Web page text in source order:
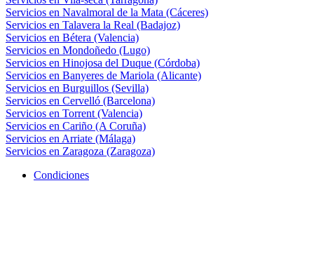
Servicios en Navalmoral de la Mata (Cáceres)
Servicios en Talavera la Real (Badajoz)
Servicios en Bétera (Valencia)
Servicios en Mondoñedo (Lugo)
Servicios en Hinojosa del Duque (Córdoba)
Servicios en Banyeres de Mariola (Alicante)
Servicios en Burguillos (Sevilla)
Servicios en Cervelló (Barcelona)
Servicios en Torrent (Valencia)
Servicios en Cariño (A Coruña)
Servicios en Arriate (Málaga)
Servicios en Zaragoza (Zaragoza)
Condiciones